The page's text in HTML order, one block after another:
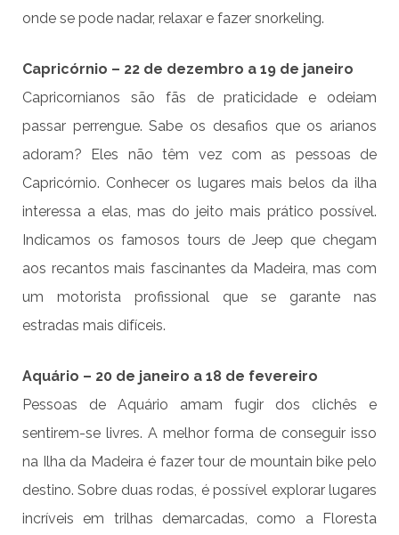
onde se pode nadar, relaxar e fazer snorkeling.
Capricórnio – 22 de dezembro a 19 de janeiro
Capricornianos são fãs de praticidade e odeiam
passar perrengue. Sabe os desafios que os arianos
adoram? Eles não têm vez com as pessoas de
Capricórnio. Conhecer os lugares mais belos da ilha
interessa a elas, mas do jeito mais prático possível.
Indicamos os famosos tours de Jeep que chegam
aos recantos mais fascinantes da Madeira, mas com
um motorista profissional que se garante nas
estradas mais difíceis.
Aquário – 20 de janeiro a 18 de fevereiro
Pessoas de Aquário amam fugir dos clichês e
sentirem-se livres. A melhor forma de conseguir isso
na Ilha da Madeira é fazer tour de mountain bike pelo
destino. Sobre duas rodas, é possível explorar lugares
incríveis em trilhas demarcadas, como a Floresta